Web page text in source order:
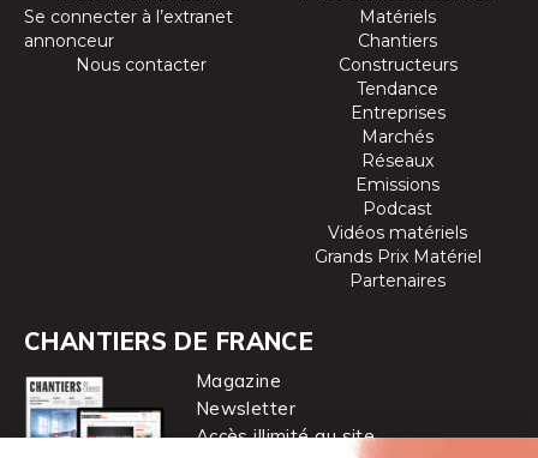
Se connecter à l’extranet
annonceur
Nous contacter
Matériels
Chantiers
Constructeurs
Tendance
Entreprises
Marchés
Réseaux
Emissions
Podcast
Vidéos matériels
Grands Prix Matériel
Partenaires
CHANTIERS DE FRANCE
Magazine
Newsletter
Accès illimité au site